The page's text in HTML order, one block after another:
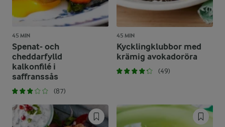
45 MIN
Spenat- och
cheddarfylld
kalkonfilé i
saffranssås
(87)
45 MIN
Kycklingklubbor med
krämig avokadoröra
(49)